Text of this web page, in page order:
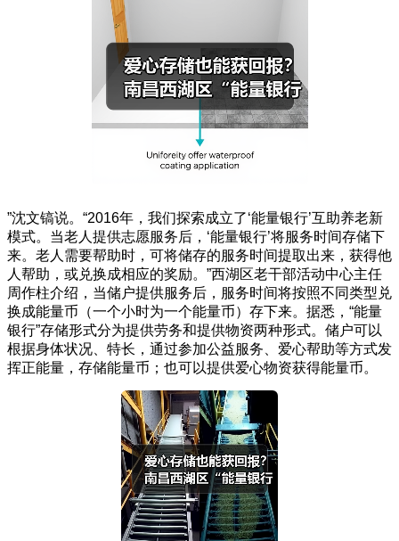
”沈文镐说。 “2016年，我们探索成立了‘能量银行’互助养老新
模式。当老人提供志愿服务后，‘能量银行’将服务时间存储下
来。老人需要帮助时，可将储存的服务时间提取出来，获得他
人帮助，或兑换成相应的奖励。”西湖区老干部活动中心主任
周作柱介绍，当储户提供服务后，服务时间将按照不同类型兑
换成能量币（一个小时为一个能量币）存下来。 据悉，“能量
银行”存储形式分为提供劳务和提供物资两种形式。储户可以
根据身体状况、特长，通过参加公益服务、爱心帮助等方式发
挥正能量，存储能量币；也可以提供爱心物资获得能量币。